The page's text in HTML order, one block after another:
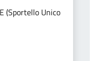
(Sportello Unico